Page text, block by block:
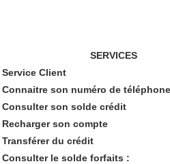
SERVICES
Service Client
Connaitre son numéro de téléphone
Consulter son solde crédit
Recharger son compte
Transférer du crédit
Consulter le solde forfaits :